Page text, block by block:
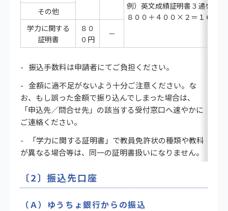
例）英文成績証明書３通を同
８００＋４００×２＝１６０
その他
学力に関する
証明書
８０
０円
－
振込手数料は申請者にてご負担ください。
金額に過不足がないよう十分ご注意ください。な
お、もし誤った金額で振り込んでしまった場合は、
「申込先／問合せ先」の該当する受付窓口へ速やかに
ご連絡ください。
「学力に関する証明書」で教員免許状の種類や教科
が異なる場合等は、同一の証明書扱いになりません。
〔2〕振込先口座
（Ａ）ゆうちょ銀行からの振込